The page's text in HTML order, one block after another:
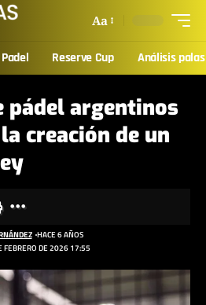
Aa
Reserve Cup Análisis palas
pádel argentinos
creación de un
FEBRERO DE 2026 17:55
HACE 6 AÑOS